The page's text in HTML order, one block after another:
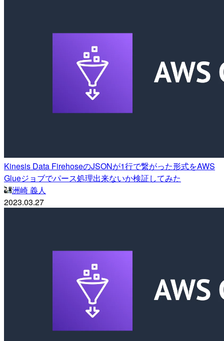
Kinesis Data FirehoseのJSONが1行で繋がった形式をAWS
Glueジョブでパース処理出来ないか検証してみた
洲崎 義人
2023.03.27